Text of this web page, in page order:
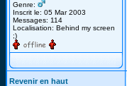
Genre:
Inscrit le: 05 Mar 2003
Messages: 114
Localisation: Behind my screen
;)
Revenir en haut